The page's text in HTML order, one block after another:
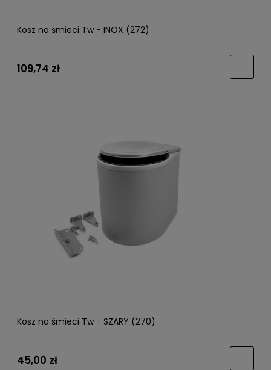
Kosz na śmieci Tw - INOX (272)
109,74 zł
Kosz na śmieci Tw - SZARY (270)
45,00 zł